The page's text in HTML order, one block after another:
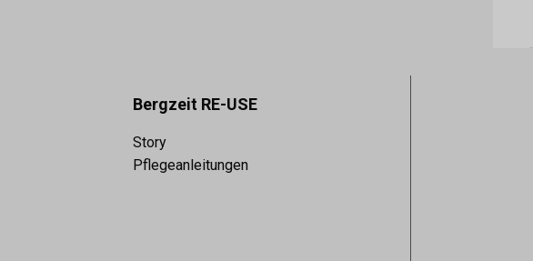
Bergzeit RE-USE
Story
Pflegeanleitungen